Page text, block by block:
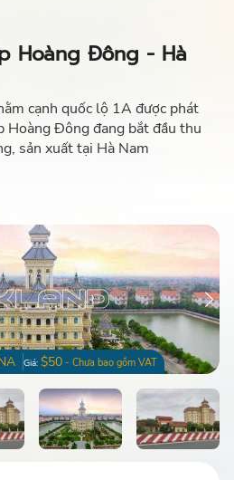
Hoàng Đông - Hà
cạnh quốc lộ 1A được phát
Hoàng Đông đang bắt đầu thu
sản xuất tại Hà Nam
Giá: $50 - Chưa bao gồm VAT